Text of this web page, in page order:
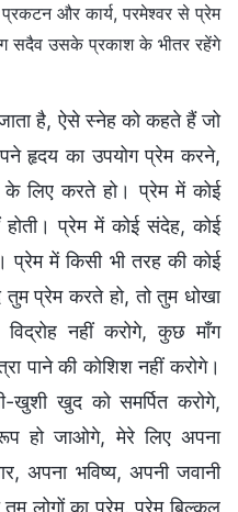
और कार्य, परमेश्वर से प्रेम
सदैव उसके प्रकाश के भीतर रहेंगे
है, ऐसे स्नेह को कहते हैं जो
हृदय का उपयोग प्रेम करने,
लिए करते हो। प्रेम में कोई
होती। प्रेम में कोई संदेह, कोई
प्रेम में किसी भी तरह की कोई
तुम प्रेम करते हो, तो तुम धोखा
विद्रोह नहीं करोगे, कुछ माँग
पाने की कोशिश नहीं करोगे।
खुशी खुद को समर्पित करोगे,
हो जाओगे, मेरे लिए अपना
अपना भविष्य, अपनी जवानी
लोगों का प्रेम, प्रेम बिल्कुल